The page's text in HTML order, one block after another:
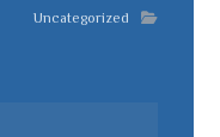
Uncategorized